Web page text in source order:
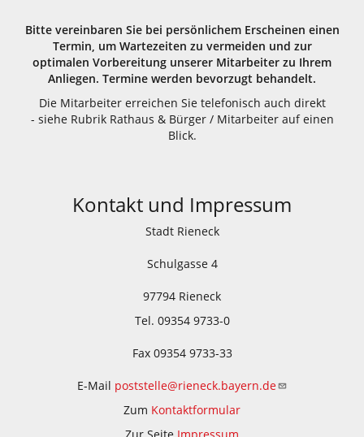
Bitte vereinbaren Sie bei persönlichem Erscheinen einen
Termin, um Wartezeiten zu vermeiden und zur
optimalen Vorbereitung unserer Mitarbeiter zu Ihrem
Anliegen. Termine werden bevorzugt behandelt.
Die Mitarbeiter erreichen Sie telefonisch auch direkt
- siehe Rubrik Rathaus & Bürger / Mitarbeiter auf einen
Blick.
Kontakt und Impressum
Stadt Rieneck
Schulgasse 4
97794 Rieneck
Tel. 09354 9733-0
Fax 09354 9733-33
E-Mail poststelle@rieneck.bayern.de
Zum Kontaktformular
Zur Seite Impressum